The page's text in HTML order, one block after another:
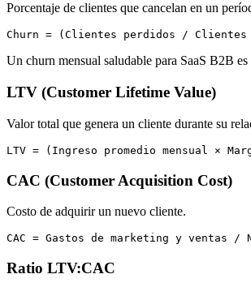
Porcentaje de clientes que cancelan en un
Churn = (Clientes perdidos /
Un churn mensual saludable para SaaS B2B
LTV (Customer Lifetime Value)
Valor total que genera un cliente durante su
LTV = (Ingreso promedio mensual ×
CAC (Customer Acquisition Cost)
Costo de adquirir un nuevo cliente.
CAC = Gastos de marketing y ventas /
Ratio LTV:CAC